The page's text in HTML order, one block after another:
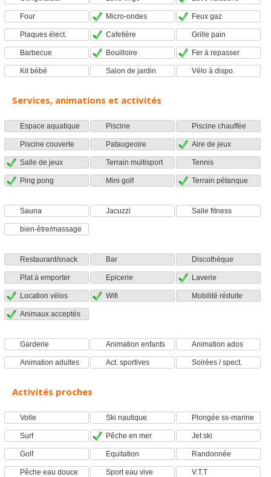
Four Micro-ondes Feux gaz
Plaques élect. Cafetière Grille pain
Barbecue Bouilloire Fer à repasser
Kit bébé Salon de jardin Vélo à dispo.
Services, animations et activités
Espace aquatique Piscine Piscine chauffée
Piscine couverte Pataugeoire Aire de jeux
Salle de jeux Terrain multisport Tennis
Ping pong Mini golf Terrain pétanque
Sauna Jacuzzi Salle fitness
bien-être/massage
Restaurant/snack Bar Discothèque
Plat à emporter Epicerie Laverie
Location vélos Wifi Mobilité réduite
Animaux acceptés
Garderie Animation enfants Animation ados
Animation adultes Act. sportives Soirées / spect.
Activités proches
Voile Ski nautique Plongée ss-marine
Surf Pêche en mer Jet ski
Golf Equitation Randonnée
Pêche eau douce Sport eau vive V.T.T